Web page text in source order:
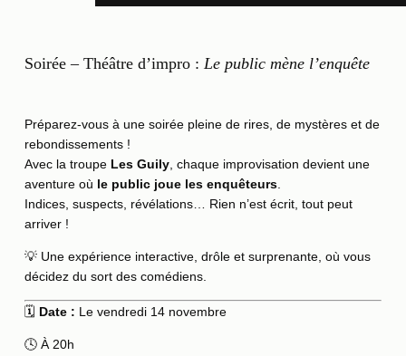
Soirée – Théâtre d’impro : Le public mène l’enquête
Préparez-vous à une soirée pleine de rires, de mystères et de
rebondissements !
Avec la troupe Les Guily, chaque improvisation devient une
aventure où le public joue les enquêteurs.
Indices, suspects, révélations… Rien n’est écrit, tout peut
arriver !
💡 Une expérience interactive, drôle et surprenante, où vous
décidez du sort des comédiens.
🗓️ Date : Le vendredi 14 novembre
🕓 À 20h